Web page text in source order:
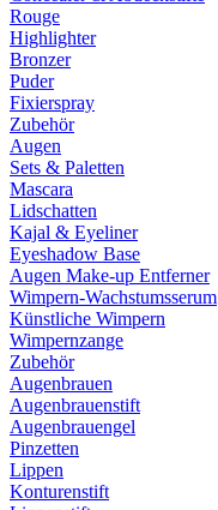
Rouge
Highlighter
Bronzer
Puder
Fixierspray
Zubehör
Augen
Sets & Paletten
Mascara
Lidschatten
Kajal & Eyeliner
Eyeshadow Base
Augen Make-up Entferner
Wimpern-Wachstumsserum
Künstliche Wimpern
Wimpernzange
Zubehör
Augenbrauen
Augenbrauenstift
Augenbrauengel
Pinzetten
Lippen
Konturenstift